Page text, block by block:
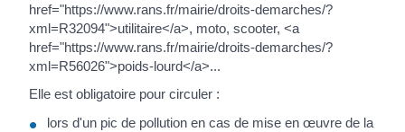
href="https://www.rans.fr/mairie/droits-demarches/?
xml=R32094">utilitaire</a>, moto, scooter, <a
href="https://www.rans.fr/mairie/droits-demarches/?
xml=R56026">poids-lourd</a>...
Elle est obligatoire pour circuler :
lors d'un pic de pollution en cas de mise en œuvre de la